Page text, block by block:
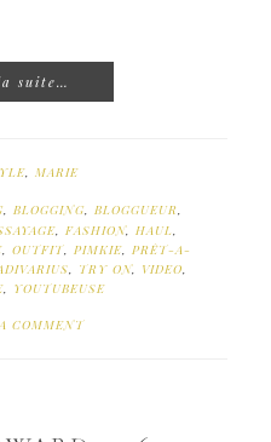
suite…
, MARIE
, BLOGGING, BLOGGUEUR,
, FASHION, HAUL,
, OUTFIT, PIMKIE, PRÊT-A-
, TRY ON, VIDEO,
, YOUTUBEUSE
COMMENT